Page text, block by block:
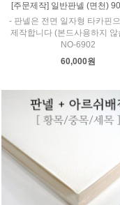
[주문제작] 일반판넬 (면천)
- 판넬은 전면 일자형 타카핀
제작합니다 (본드사용하지 않
NO-6902
60,000원